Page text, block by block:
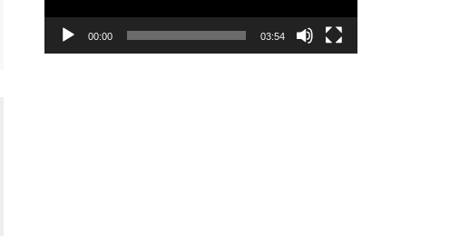
00:00 03:54